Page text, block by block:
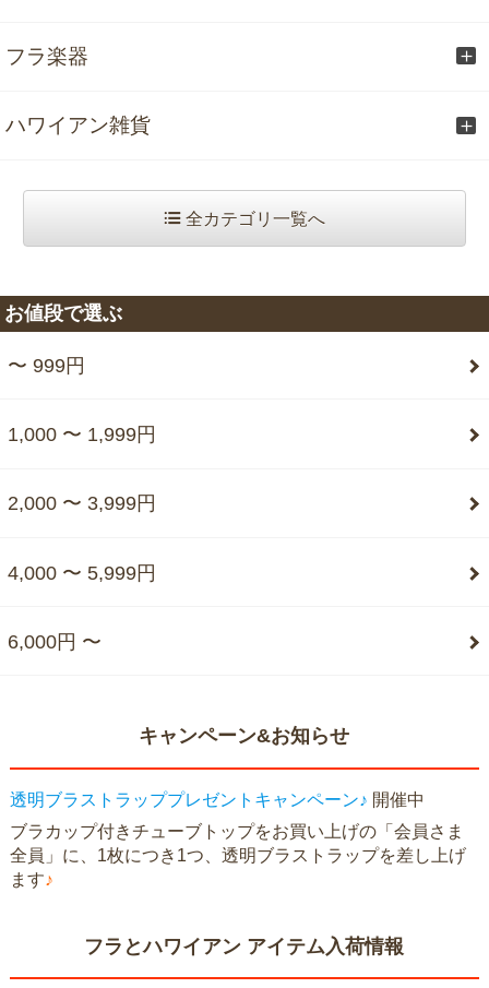
フラ楽器
ハワイアン雑貨
全カテゴリ一覧へ
お値段で選ぶ
〜 999円
1,000 〜 1,999円
2,000 〜 3,999円
4,000 〜 5,999円
6,000円 〜
キャンペーン&お知らせ
透明ブラストラッププレゼントキャンペーン♪ 開催中
ブラカップ付きチューブトップをお買い上げの「会員さま
全員」に、1枚につき1つ、透明ブラストラップを差し上げ
ます♪
フラとハワイアン アイテム入荷情報